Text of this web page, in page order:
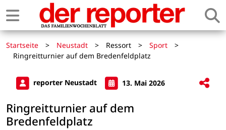
Startseite > Neustadt > Ressort > Sport
>
Ringreitturnier auf dem Bredenfeldplatz
reporter Neustadt 13. Mai 2026
Ringreitturnier auf dem
Bredenfeldplatz